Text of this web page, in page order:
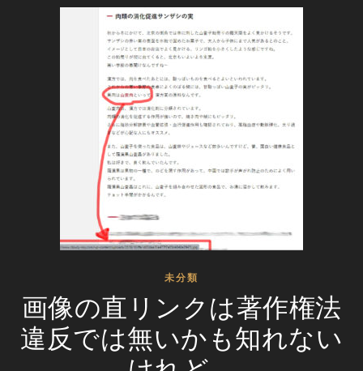
未分類
画像の直リンクは著作権法
違反では無いかも知れない